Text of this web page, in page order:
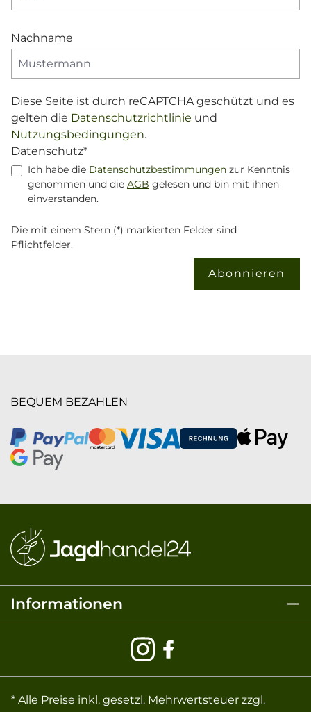
Nachname
Diese Seite ist durch reCAPTCHA geschützt und es
gelten die Datenschutzrichtlinie und
Nutzungsbedingungen.
Datenschutz*
Ich habe die Datenschutzbestimmungen zur Kenntnis
genommen und die AGB gelesen und bin mit ihnen
einverstanden.
Die mit einem Stern (*) markierten Felder sind
Pflichtfelder.
Abonnieren
BEQUEM BEZAHLEN
Informationen
* Alle Preise inkl. gesetzl. Mehrwertsteuer zzgl.